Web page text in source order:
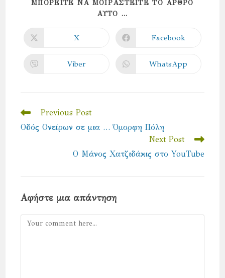
ΜΠΟΡΕΊΤΕ ΝΑ ΜΟΙΡΑΣΤΕΊΤΕ ΤΟ ΆΡΘΡΟ
ΑΥΤΌ ...
CONTENT
Opens
new
window
X
Opens
new
window
Facebook
Opens
Viber
Opens
WhatsApp
Read
more
articles
Previous Post
Οδός Ονείρων σε μια … Όμορφη Πόλη
Next Post
Ο Μάνος Χατζιδάκις στο YouTube
Αφήστε μια απάντηση
Comment